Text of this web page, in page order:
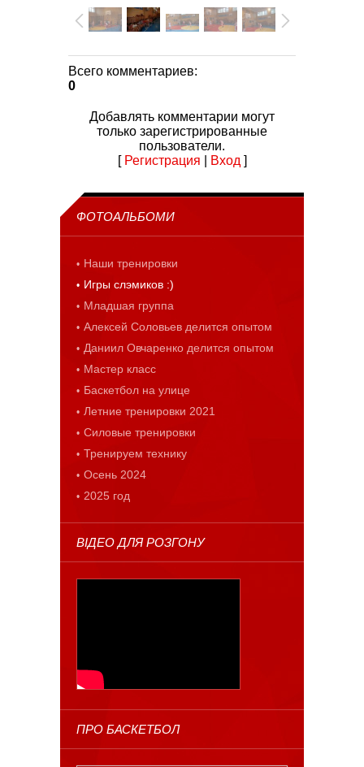
Всего комментариев:
0
Добавлять комментарии могут
только зарегистрированные
пользователи.
[ Регистрация Вход ]
ФОТОАЛЬБОМИ
Наши тренировки
Игры слэмиков :)
Младшая группа
Алексей Соловьев делится опытом
Даниил Овчаренко делится опытом
Мастер класс
Баскетбол на улице
Летние тренировки 2021
Силовые тренировки
Тренируем технику
Осень 2024
2025 год
ВІДЕО ДЛЯ РОЗГОНУ
ПРО БАСКЕТБОЛ